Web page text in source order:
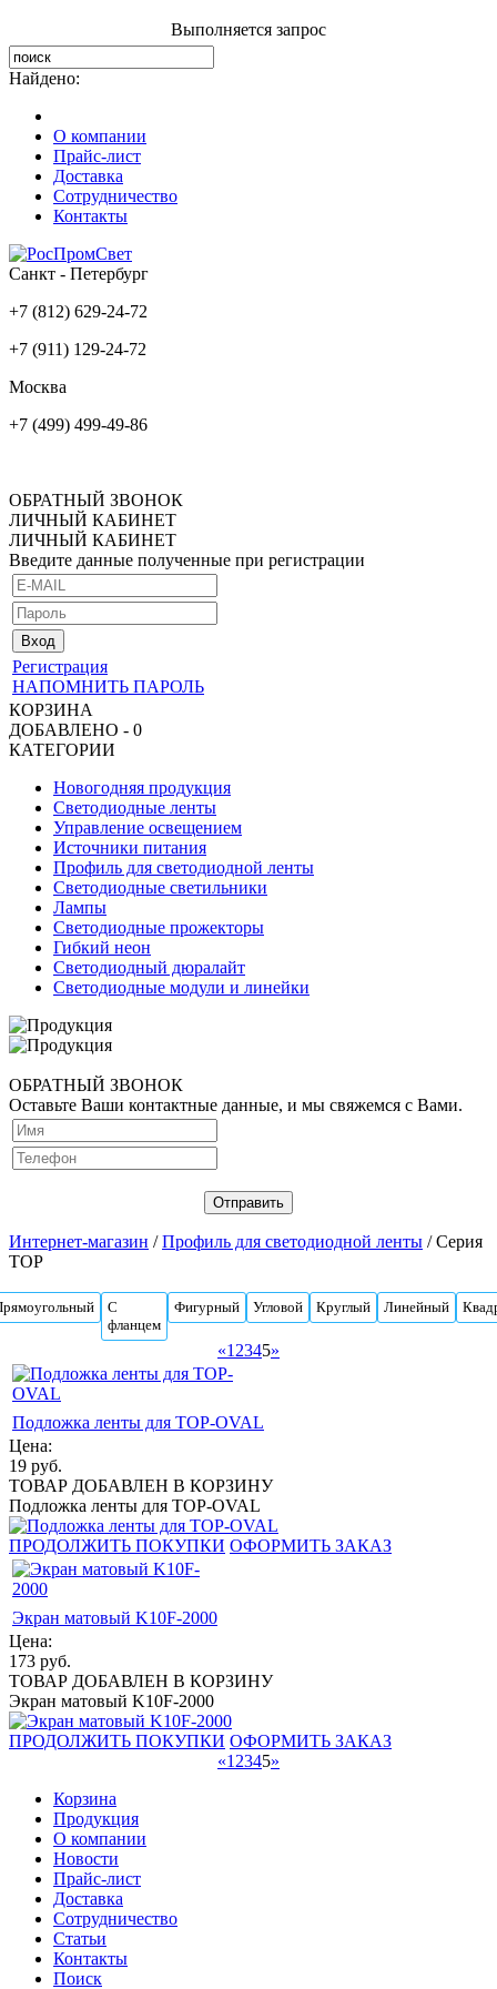
Выполняется запрос
Найдено:
О компании
Прайс-лист
Доставка
Сотрудничество
Контакты
Санкт - Петербург
+7 (812) 629-24-72
+7 (911) 129-24-72
Москва
+7 (499) 499-49-86
ОБРАТНЫЙ ЗВОНОК
ЛИЧНЫЙ КАБИНЕТ
ЛИЧНЫЙ КАБИНЕТ
Введите данные полученные при регистрации
Регистрация
НАПОМНИТЬ ПАРОЛЬ
КОРЗИНА
ДОБАВЛЕНО - 0
КАТЕГОРИИ
Новогодняя продукция
Светодиодные ленты
Управление освещением
Источники питания
Профиль для светодиодной ленты
Светодиодные светильники
Лампы
Светодиодные прожекторы
Гибкий неон
Светодиодный дюралайт
Светодиодные модули и линейки
ОБРАТНЫЙ ЗВОНОК
Оставьте Ваши контактные данные, и мы свяжемся с Вами.
Интернет-магазин /Профиль для светодиодной ленты / Серия
TOP
С
фланцем
Фигурный Угловой Круглый Линейный
«1 2345»
Подложка ленты для TOP-OVAL
Цена:
19 руб.
ТОВАР ДОБАВЛЕН В КОРЗИНУ
Подложка ленты для TOP-OVAL
ПРОДОЛЖИТЬ ПОКУПКИ ОФОРМИТЬ ЗАКАЗ
Экран матовый K10F-2000
Цена:
173 руб.
ТОВАР ДОБАВЛЕН В КОРЗИНУ
Экран матовый K10F-2000
ПРОДОЛЖИТЬ ПОКУПКИ ОФОРМИТЬ ЗАКАЗ
«1 2345»
Корзина
Продукция
О компании
Новости
Прайс-лист
Доставка
Сотрудничество
Статьи
Контакты
Поиск